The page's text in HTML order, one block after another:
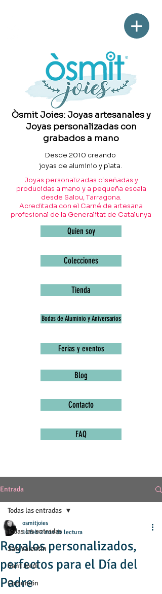
Òsmit Joies: Joyas artesanales y
Joyas personalizadas con
grabados a mano
Joyas personalizadas diseñadas y
producidas a mano y a pequeña escala
desde Salou, Tarragona.
Acreditada con el Carné de artesana
profesional de la Generalitat de Catalunya
Quien soy
Colecciones
Desde 2010 creando
joyas de aluminio y plata.
Tienda
Bodas de Aluminio y Aniversarios
Ferias y eventos
Blog
Contacto
FAQ
Entrada
Todas las entradas
San Valentín
Sant Jordi
Comunión
Todas las entradas
Regalos personalizados,
perfectos para el Día del
Padre
osmitjoies
16 feb 2 min de lectura